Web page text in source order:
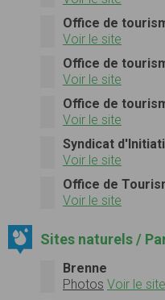
Office de
Voir le site
Office de
Voir le site
Office de
Voir le site
Syndicat
Voir le site
Office de
Voir le site
Sites naturels /
Brenne
Photos Voir le site